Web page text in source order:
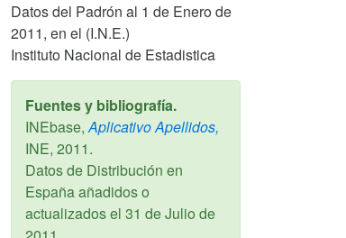
Datos del Padrón al 1 de Enero de
2011, en el (I.N.E.)
Instituto Nacional de Estadistica
Fuentes y bibliografía.
INEbase,Aplicativo Apellidos,
INE, 2011.
Datos de Distribución en
España añadidos o
actualizados el 31 de Julio de